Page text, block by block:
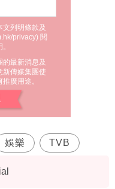
文列明條款及
privacy) 閱
的最新消息及
新傳媒集團使
廣用途。
娛樂 TVB